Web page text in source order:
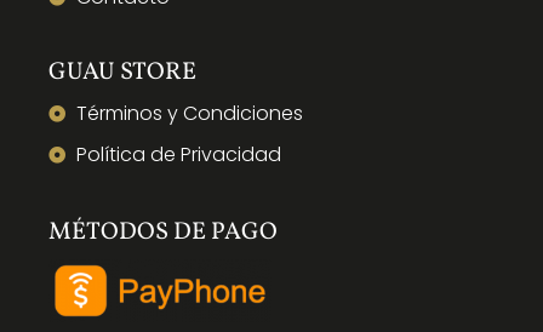
GUAU STORE
Términos y Condiciones
Política de Privacidad
MÉTODOS DE PAGO